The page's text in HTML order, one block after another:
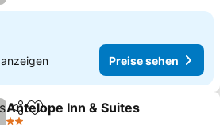
anzeigen Preise sehen
TeilenZu Favoriten hinzufügen
Antelope Inn & Suites